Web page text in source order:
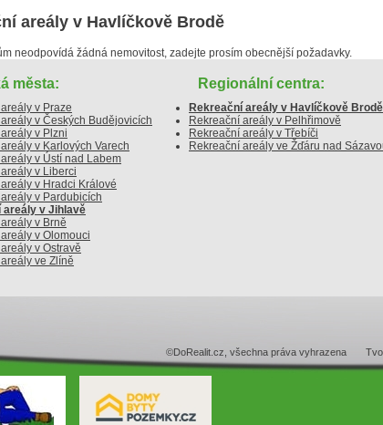
areály v Havlíčkově Brodě
neodpovídá žádná nemovitost, zadejte prosím obecnější požadavky.
města:
v Praze
v Českých Budějovicích
v Plzni
v Karlových Varech
v Ústí nad Labem
v Liberci
v Hradci Králové
v Pardubicích
areály v Jihlavě
v Brně
v Olomouci
v Ostravě
ve Zlíně
Regionální centra:
Rekreační areály v Havlíčkově Brodě
Rekreační areály v Pelhřimově
Rekreační areály v Třebíči
Rekreační areály ve Žďáru nad
©DoRealit.cz, všechna práva vyhrazena